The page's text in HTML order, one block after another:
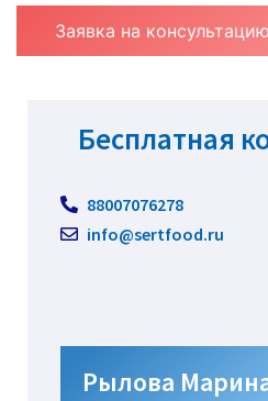
Заявка на консультацию
Бесплатная
88007076278
info@sertfood.ru
Рылова